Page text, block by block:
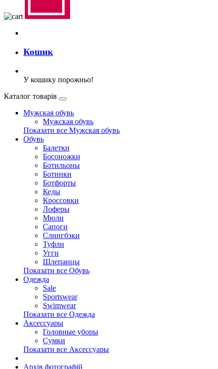
Кошик
У кошику порожньо!
Каталог товарів
Мужская обувь
Мужская обувь
Показати все Мужская обувь
Обувь
Балетки
Босоножки
Ботильоны
Ботинки
Ботфорты
Кеды
Кроссовки
Лоферы
Мюли
Сапоги
Слингбэки
Туфли
Угги
Шлепанцы
Показати все Обувь
Одежда
Sale
Sportswear
Swimwear
Показати все Одежда
Аксессуары
Головные уборы
Сумки
Показати все Аксессуары
Архів фотографій